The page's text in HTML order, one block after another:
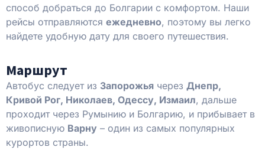
способ добраться до Болгарии с комфортом. Наши
рейсы отправляются ежедневно, поэтому вы легко
найдете удобную дату для своего путешествия.
Маршрут
Автобус следует из Запорожья через Днепр,
Кривой Рог, Николаев, Одессу, Измаил, дальше
проходит через Румынию и Болгарию, и прибывает в
живописную Варну – один из самых популярных
курортов страны.